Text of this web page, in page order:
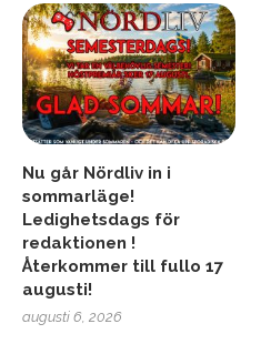
Nu går Nördliv in i
sommarläge!
Ledighetsdags för
redaktionen !
Återkommer till fullo 17
augusti!
augusti 6, 2026